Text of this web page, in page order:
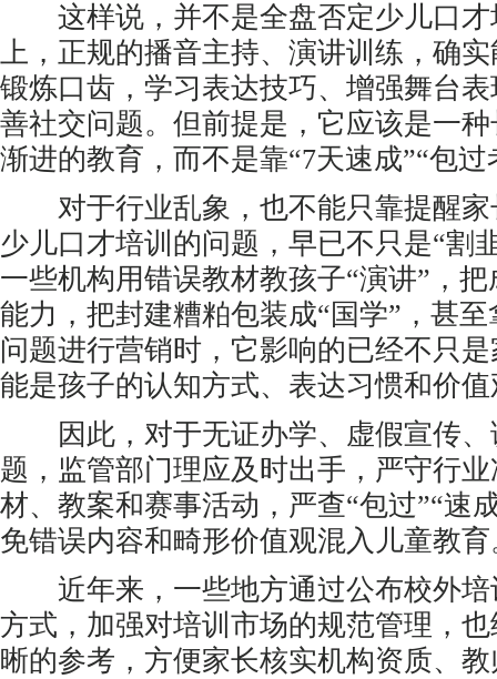
这样说，并不是全盘否定少儿口才
上，正规的播音主持、演讲训练，确
锻炼口齿，学习表达技巧、增强舞台
善社交问题。但前提是，它应该是一
渐进的教育，而不是靠“7天速成”“包
对于行业乱象，也不能只靠提醒家
少儿口才培训的问题，早已不只是“割
一些机构用错误教材教孩子“演讲”，
能力，把封建糟粕包装成“国学”，甚
问题进行营销时，它影响的已经不只
能是孩子的认知方式、表达习惯和价
因此，对于无证办学、虚假宣传、
题，监管部门理应及时出手，严守行
材、教案和赛事活动，严查“包过”“速
免错误内容和畸形价值观混入儿童教育
近年来，一些地方通过公布校外培
方式，加强对培训市场的规范管理，
晰的参考，方便家长核实机构资质、